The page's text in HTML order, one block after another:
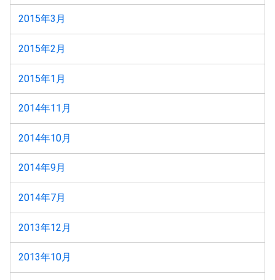
2015年3月
2015年2月
2015年1月
2014年11月
2014年10月
2014年9月
2014年7月
2013年12月
2013年10月